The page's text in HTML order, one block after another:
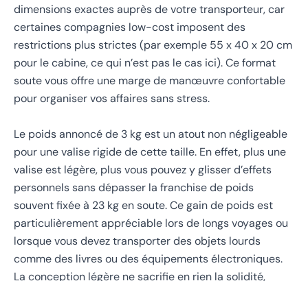
dimensions exactes auprès de votre transporteur, car
certaines compagnies low-cost imposent des
restrictions plus strictes (par exemple 55 x 40 x 20 cm
pour le cabine, ce qui n’est pas le cas ici). Ce format
soute vous offre une marge de manœuvre confortable
pour organiser vos affaires sans stress.
Le poids annoncé de 3 kg est un atout non négligeable
pour une valise rigide de cette taille. En effet, plus une
valise est légère, plus vous pouvez y glisser d’effets
personnels sans dépasser la franchise de poids
souvent fixée à 23 kg en soute. Ce gain de poids est
particulièrement appréciable lors de longs voyages ou
lorsque vous devez transporter des objets lourds
comme des livres ou des équipements électroniques.
La conception légère ne sacrifie en rien la solidité,